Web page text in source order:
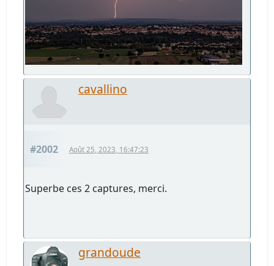
cavallino
#2002 Août 25, 2023, 16:47:23
Superbe ces 2 captures, merci.
grandoude